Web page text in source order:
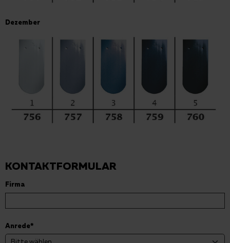
Dezember
KONTAKTFORMULAR
Firma
Anrede*